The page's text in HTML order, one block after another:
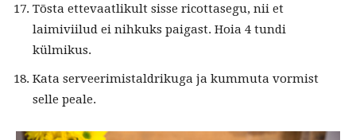
Tõsta ettevaatlikult sisse ricottasegu, nii et
laimiviilud ei nihkuks paigast. Hoia 4 tundi
külmikus.
Kata serveerimistaldrikuga ja kummuta vormist
selle peale.